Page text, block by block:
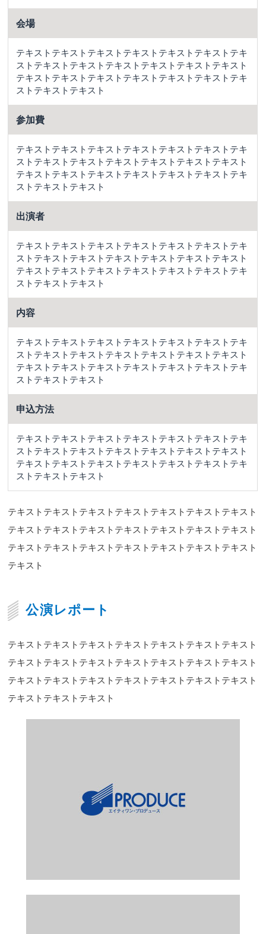
会場
テキストテキストテキストテキストテキストテキストテキ
ストテキストテキストテキストテキストテキストテキスト
テキストテキストテキストテキストテキストテキストテキ
ストテキストテキスト
参加費
テキストテキストテキストテキストテキストテキストテキ
ストテキストテキストテキストテキストテキストテキスト
テキストテキストテキストテキストテキストテキストテキ
ストテキストテキスト
出演者
テキストテキストテキストテキストテキストテキストテキ
ストテキストテキストテキストテキストテキストテキスト
テキストテキストテキストテキストテキストテキストテキ
ストテキストテキスト
内容
テキストテキストテキストテキストテキストテキストテキ
ストテキストテキストテキストテキストテキストテキスト
テキストテキストテキストテキストテキストテキストテキ
ストテキストテキスト
申込方法
テキストテキストテキストテキストテキストテキストテキ
ストテキストテキストテキストテキストテキストテキスト
テキストテキストテキストテキストテキストテキストテキ
ストテキストテキスト
テキストテキストテキストテキストテキストテキストテキスト
テキストテキストテキストテキストテキストテキストテキスト
テキストテキストテキストテキストテキストテキストテキスト
テキスト
公演レポート
テキストテキストテキストテキストテキストテキストテキスト
テキストテキストテキストテキストテキストテキストテキスト
テキストテキストテキストテキストテキストテキストテキスト
テキストテキストテキスト